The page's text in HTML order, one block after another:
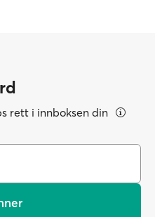
rett i innboksen din